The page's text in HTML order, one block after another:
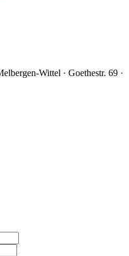
Wittel · Goethestr. 69 ·